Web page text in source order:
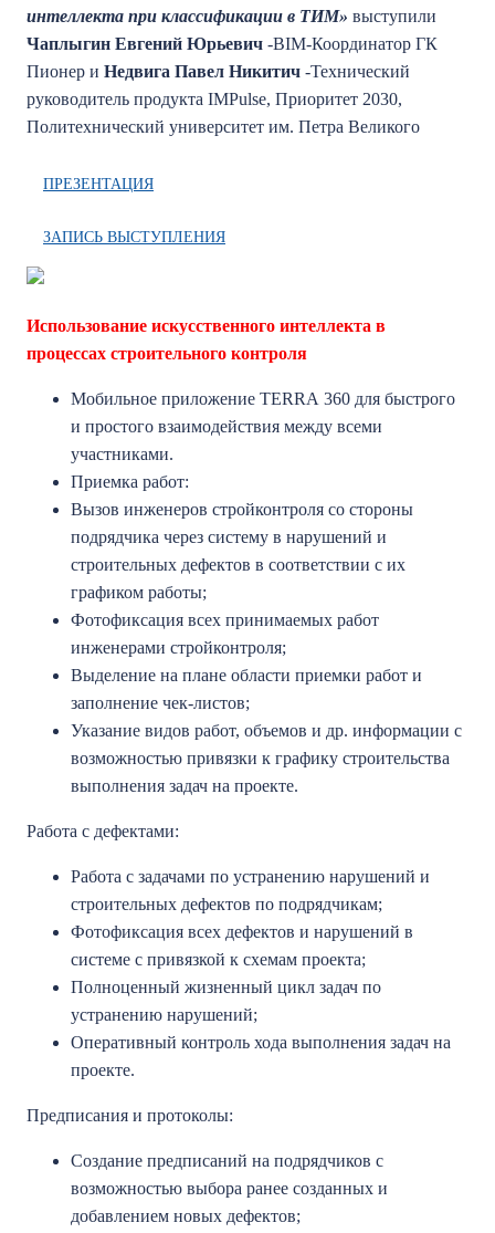
интеллекта при классификации в ТИМ» выступили
Чаплыгин Евгений Юрьевич -BIM-Координатор ГК
Пионер и Недвига Павел Никитич -Технический
руководитель продукта IMPulse, Приоритет 2030,
Политехнический университет им. Петра Великого
ПРЕЗЕНТАЦИЯ
ЗАПИСЬ ВЫСТУПЛЕНИЯ
Использование искусственного интеллекта в
процессах строительного контроля
Мобильное приложение ТЕRRА 360 для быстрого
и простого взаимодействия между всеми
участниками.
Приемка работ:
Вызов инженеров стройконтроля со стороны
подрядчика через систему в нарушений и
строительных дефектов в соответствии с их
графиком работы;
Фотофиксация всех принимаемых работ
инженерами стройконтроля;
Выделение на плане области приемки работ и
заполнение чек-листов;
Указание видов работ, объемов и др. информации с
возможностью привязки к графику строительства
выполнения задач на проекте.
Работа с дефектами:
Работа с задачами по устранению нарушений и
строительных дефектов по подрядчикам;
Фотофиксация всех дефектов и нарушений в
системе с привязкой к схемам проекта;
Полноценный жизненный цикл задач по
устранению нарушений;
Оперативный контроль хода выполнения задач на
проекте.
Предписания и протоколы:
Создание предписаний на подрядчиков с
возможностью выбора ранее созданных и
добавлением новых дефектов;